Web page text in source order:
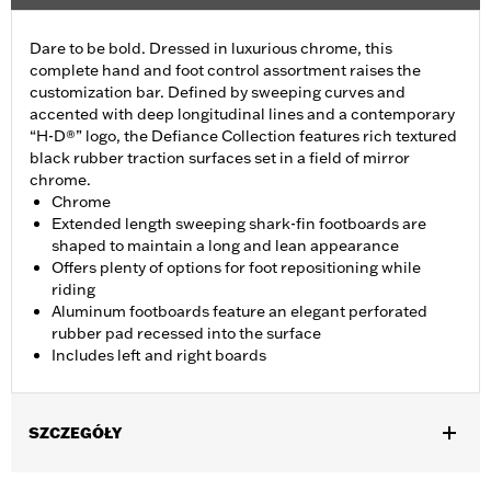
Dare to be bold. Dressed in luxurious chrome, this
complete hand and foot control assortment raises the
customization bar. Defined by sweeping curves and
accented with deep longitudinal lines and a contemporary
“H-D®” logo, the Defiance Collection features rich textured
black rubber traction surfaces set in a field of mirror
chrome.
Chrome
Extended length sweeping shark-fin footboards are
shaped to maintain a long and lean appearance
Offers plenty of options for foot repositioning while
riding
Aluminum footboards feature an elegant perforated
rubber pad recessed into the surface
Includes left and right boards
SZCZEGÓŁY